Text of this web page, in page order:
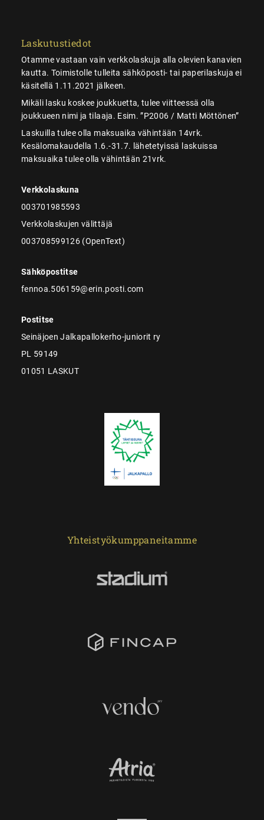
Laskutustiedot
Otamme vastaan vain verkkolaskuja alla olevien kanavien
kautta. Toimistolle tulleita sähköposti- tai paperilaskuja ei
käsitellä 1.11.2021 jälkeen.
Mikäli lasku koskee joukkuetta, tulee viitteessä olla
joukkueen nimi ja tilaaja. Esim. ”P2006 / Matti Möttönen”
Laskuilla tulee olla maksuaika vähintään 14vrk.
Kesälomakaudella 1.6.-31.7. lähetetyissä laskuissa
maksuaika tulee olla vähintään 21vrk.
Verkkolaskuna
003701985593
Verkkolaskujen välittäjä
003708599126 (OpenText)
Sähköpostitse
fennoa.506159@erin.posti.com
Postitse
Seinäjoen Jalkapallokerho-juniorit ry
PL 59149
01051 LASKUT
Yhteistyökumppaneitamme